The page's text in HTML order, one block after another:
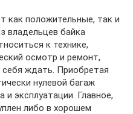
положительные, так и
владельцев байка
к технике,
осмотр и ремонт,
себя ждать. Приобретая
нулевой багаж
и эксплуатации. Главное,
либо в хорошем